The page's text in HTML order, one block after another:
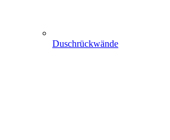
Duschrückwände